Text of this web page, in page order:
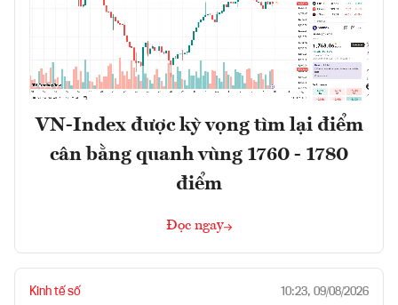
VN-Index được kỳ vọng tìm lại điểm
cân bằng quanh vùng 1760 - 1780
điểm
Đọc ngay
Kinh tế số 10:23, 09/08/2026